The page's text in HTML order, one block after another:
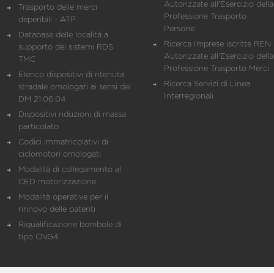
Trasporto delle merci
deperibili - ATP
Database delle località a
supporto dei sistemi RDS
TMC
Elenco dispositivi di ritenuta
stradale omologati ai sensi del
DM 21.06.04
Dispositivi riduzioni di massa
particolato
Codici immatricolativi di
ciclomotori omologati
Modalità di collegamento al
CED motorizzazione
Modalità operative per il
rinnovo delle patenti
Riqualificazione bombole di
tipo CNG4
Autorizzate all'Esercizio della
Professione Trasporto
Persone
Ricerca Imprese iscritte REN
Autorizzate all'Esercizio della
Professione Trasporto Merci
Ricerca Servizi di Linea
Interregionali